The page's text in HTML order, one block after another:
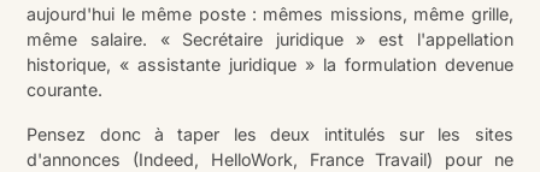
aujourd'hui le même poste : mêmes missions, même grille,
même salaire. « Secrétaire juridique » est l'appellation
historique, « assistante juridique » la formulation devenue
courante.
Pensez donc à taper les deux intitulés sur les sites
d'annonces (Indeed, HelloWork, France Travail) pour ne